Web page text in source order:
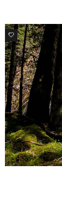
0